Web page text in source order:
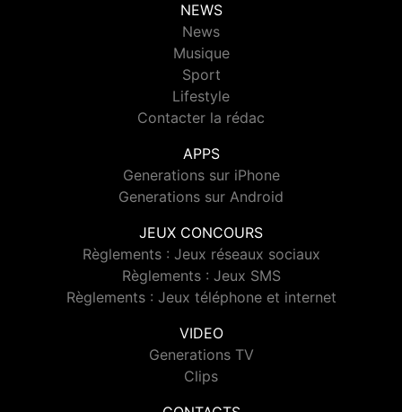
NEWS
News
Musique
Sport
Lifestyle
Contacter la rédac
APPS
Generations sur iPhone
Generations sur Android
JEUX CONCOURS
Règlements : Jeux réseaux sociaux
Règlements : Jeux SMS
Règlements : Jeux téléphone et internet
VIDEO
Generations TV
Clips